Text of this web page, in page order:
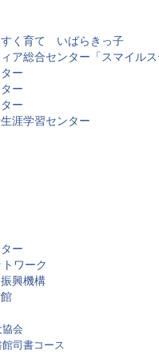
く育て いばらきっ子
ア総合センター「スマイルス
ー
ー
ー
涯学習センター
ー
ワーク
興機構
会
司書コース